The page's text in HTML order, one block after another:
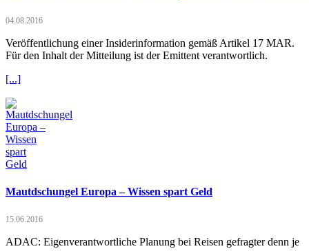
04.08.2016
Veröffentlichung einer Insiderinformation gemäß Artikel 17 MAR.
Für den Inhalt der Mitteilung ist der Emittent verantwortlich.
[...]
Mautdschungel Europa – Wissen spart Geld
15.06.2016
ADAC: Eigenverantwortliche Planung bei Reisen gefragter denn je